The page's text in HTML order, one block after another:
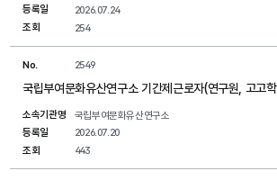
등록일
2026.07.24
조회
254
No. 2549
국립부여문화유산연구소 기간제근로자(연구원, 고고
소속기관명
국립부여문화유산연구소
등록일
2026.07.20
조회
443